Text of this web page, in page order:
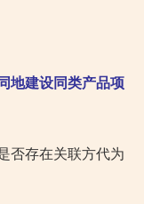
地建设同类产品项
否存在关联方代为